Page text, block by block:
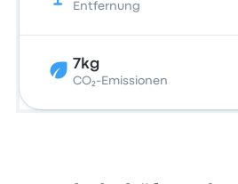
Entfernung
7kg
CO₂-Emissionen